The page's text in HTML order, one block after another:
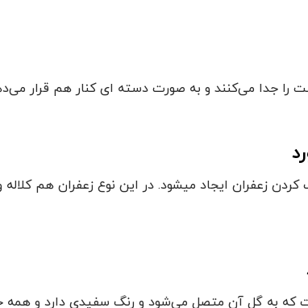
جدا می‌کنند و به صورت دسته ای کنار هم قرار
کردن زعفران ایجاد میشود. در این نوع زعفران هم
که به گل آن متصل می‌شود و رنگ سفیدی دارد و همه